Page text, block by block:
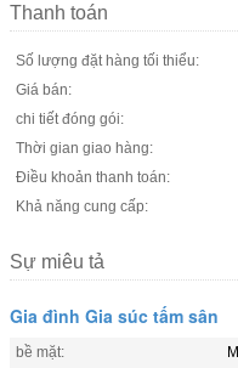
Thanh toán
Số lượng đặt hàng tối thiểu:
Giá bán:
chi tiết đóng gói:
Thời gian giao hàng:
Điều khoản thanh toán:
Khả năng cung cấp:
Sự miêu tả
Gia đình Gia súc tấm sân
bề mặt: